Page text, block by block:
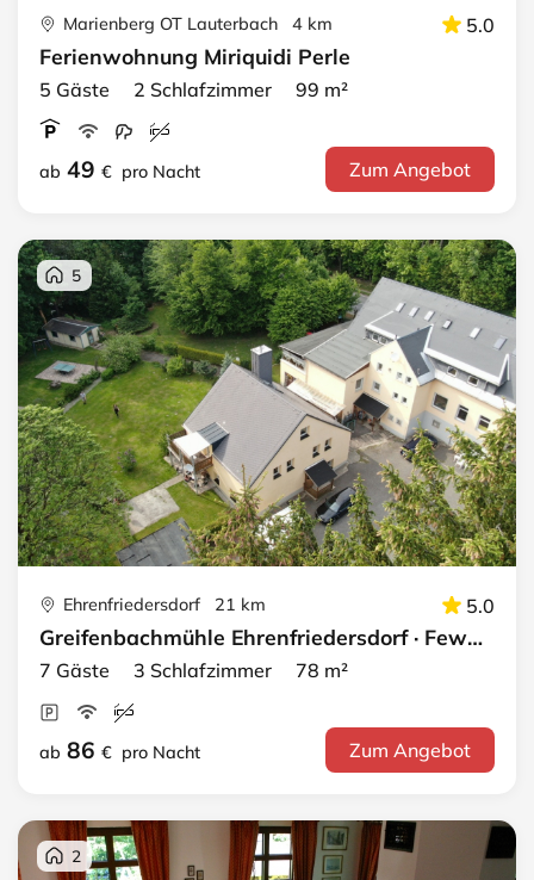
Marienberg OT Lauterbach 4 km 5.0
Ferienwohnung Miriquidi Perle
5 Gäste 2 Schlafzimmer 99 m²
ab 49 € pro Nacht Zum Angebot
5
Ehrenfriedersdorf 21 km 5.0
Greifenbachmühle Ehrenfriedersdorf · Fewo 1 - OG links
7 Gäste 3 Schlafzimmer 78 m²
ab 86 € pro Nacht Zum Angebot
2